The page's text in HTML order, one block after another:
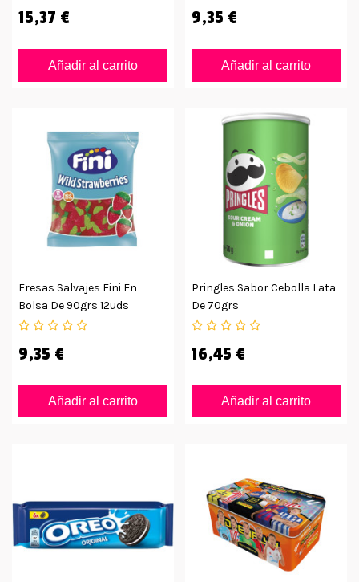
15,37 €
Añadir al carrito
9,35 €
Añadir al carrito
Fresas Salvajes Fini En
Bolsa De 90grs 12uds
9,35 €
Añadir al carrito
Pringles Sabor Cebolla Lata
De 70grs
16,45 €
Añadir al carrito